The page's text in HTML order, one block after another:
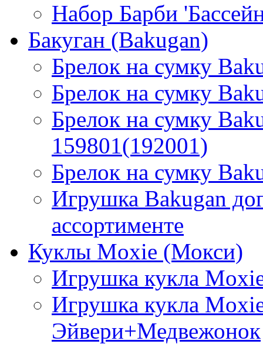
Набор Барби
Бакуган (Bakugan)
Брелок на сумку
Брелок на сумку
Брелок на сумку
159801(192001)
Брелок на сумку
Игрушка Bakugan
ассортименте
Куклы Moxie (Мокси)
Игрушка кукла
Игрушка кукла
Эйвери+Медвежонок